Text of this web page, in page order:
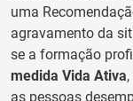
uma
agravamento da
se a formação
medida Vida Ativa
as pessoas